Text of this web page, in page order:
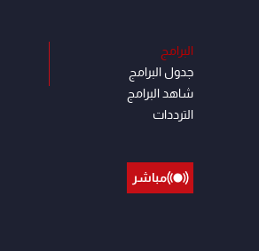
البرامج
جدول البرامج
شاهد البرامج
الترددات
مباشر